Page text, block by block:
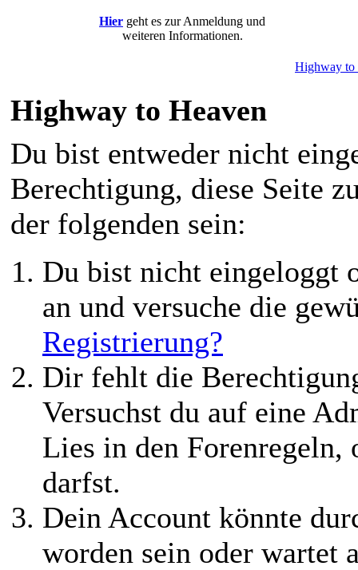
Hier geht es zur Anmeldung und
weiteren Informationen.
Highway to
Highway to Heaven
Du bist entweder nicht
Berechtigung, diese Seite
der folgenden sein:
Du bist nicht eingeloggt
an und versuche die
Registrierung?
Dir fehlt die
Versuchst du auf eine
Lies in den Forenregeln,
darfst.
Dein Account könnte
worden sein oder wartet